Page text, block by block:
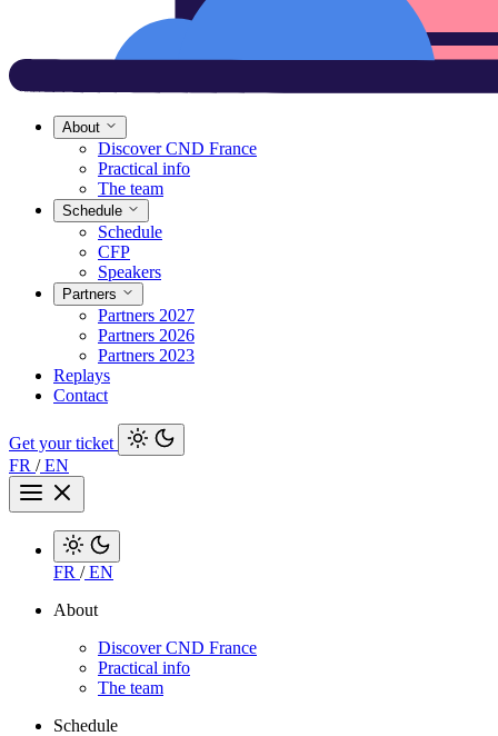
About
Discover CND France
Practical info
The team
Schedule
Schedule
CFP
Speakers
Partners
Partners 2027
Partners 2026
Partners 2023
Replays
Contact
Get your ticket
FR /EN
FR /EN
About
Discover CND France
Practical info
The team
Schedule